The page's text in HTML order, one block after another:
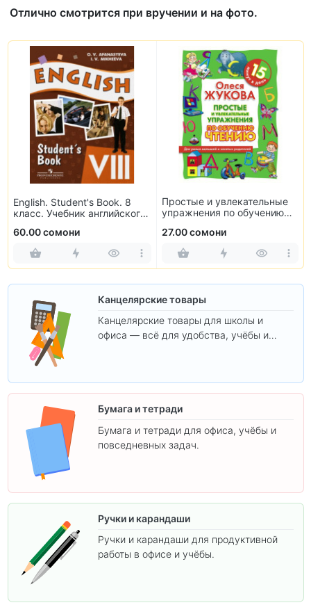
Отлично смотрится при вручении и на фото.
English. Student's Book. 8
класс. Учебник английского
60.00 сомони
Простые и увлекательные
упражнения по обучению
27.00 сомони
Канцелярские товары
Канцелярские товары для школы и
офиса — всё для удобства, учёбы и
Бумага и тетради
Бумага и тетради для офиса, учёбы и
повседневных задач.
Ручки и карандаши
Ручки и карандаши для продуктивной
работы в офисе и учёбы.